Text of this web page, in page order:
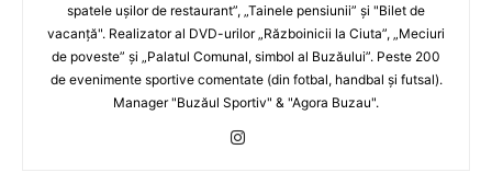
spatele uşilor de restaurant”, „Tainele pensiunii” şi "Bilet de
vacanţă". Realizator al DVD-urilor „Războinicii la Ciuta”, „Meciuri
de poveste” şi „Palatul Comunal, simbol al Buzăului”. Peste 200
de evenimente sportive comentate (din fotbal, handbal şi futsal).
Manager "Buzăul Sportiv" & "Agora Buzau".